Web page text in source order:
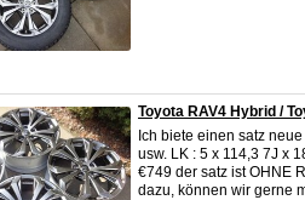
Toyota RAV4 Hybrid /
Ich biete einen satz
usw. LK : 5 x 114,3 7J x
€749 der satz ist OHNE
dazu, können wir gerne